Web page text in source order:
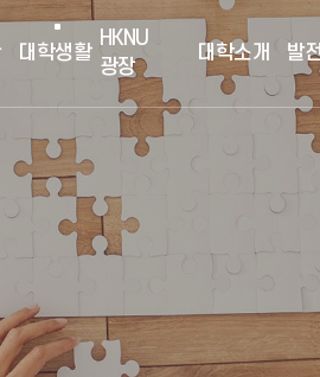
대학생활
HKNU
광장
대학소개 발